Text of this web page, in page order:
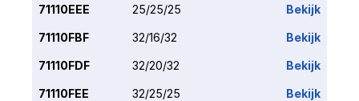
71110EEE 25/25/25 Bekijk
71110FBF 32/16/32 Bekijk
71110FDF 32/20/32 Bekijk
71110FEE 32/25/25 Bekijk